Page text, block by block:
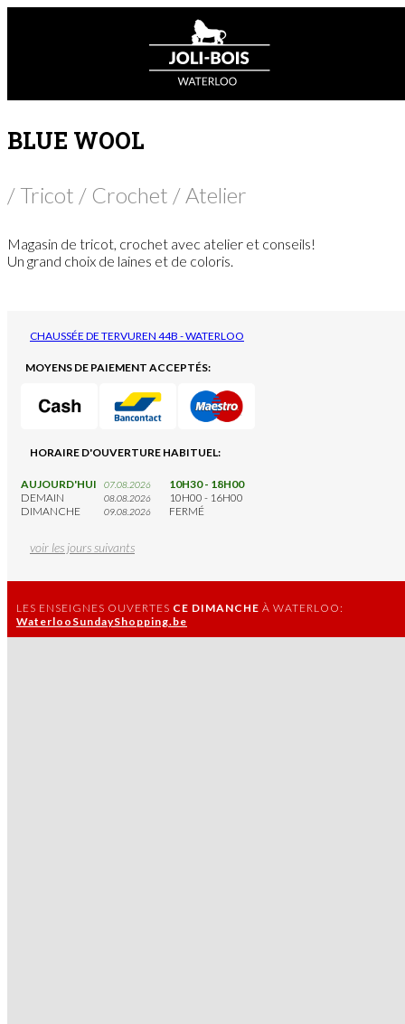
BLUE WOOL
/ Tricot / Crochet / Atelier
Magasin de tricot, crochet avec atelier et conseils!
Un grand choix de laines et de coloris.
CHAUSSÉE DE TERVUREN 44B - WATERLOO
MOYENS DE PAIEMENT ACCEPTÉS:
HORAIRE D'OUVERTURE HABITUEL:
AUJOURD'HUI 07.08.2026
10H30 - 18H00
DEMAIN
08.08.2026
10H00 - 16H00
DIMANCHE
09.08.2026 FERMÉ
voir les jours suivants
LES ENSEIGNES OUVERTES CE DIMANCHE À WATERLOO:
WaterlooSundayShopping.be